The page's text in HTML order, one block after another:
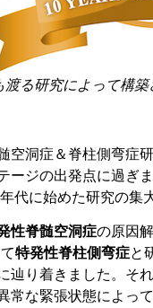
る研究によって構
空洞症＆脊柱側弯症
ージの出発点に過ぎ
代に始めた研究の集
性脊髄空洞症の原因
特発性脊柱側弯症と
辿り着きました。そ
常な緊張状態によっ